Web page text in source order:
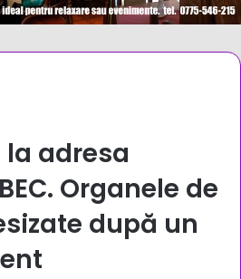
adresa
Organele de
după un